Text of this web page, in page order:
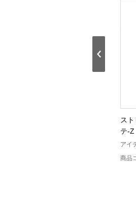
ス
テ-Z
アイ
商品